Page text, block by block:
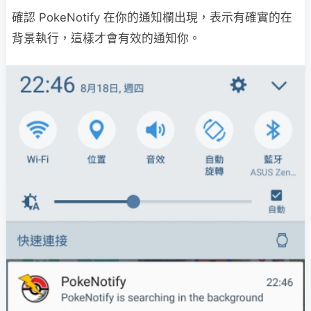
確認 PokeNotify 在你的通知欄出現，表示有確實的在
背景執行，這樣才會有效的通知你。